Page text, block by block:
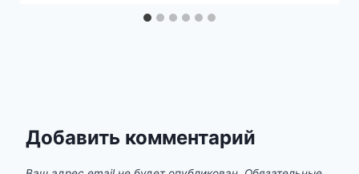
Добавить комментарий